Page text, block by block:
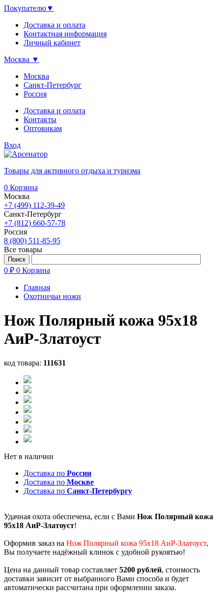
Покупателю▼
Доставка и оплата
Контактная информация
Личный кабинет
Москва ▼
Москва
Санкт-Петербург
Россия
Доставка и оплата
Контакты
Оптовикам
Вход
Товары для активного отдыха и туризма
0 Корзина
Москва
+7 (499) 112-39-49
Санкт-Петербург
+7 (812) 660-57-78
Россия
8 (800) 511-85-95
Все товары
0 ₽ 0 Корзина
Главная
Охотничьи ножи
Нож Полярный кожа 95х18
АиР-Златоуст
код товара: 111631
Нет в наличии
Доставка по России
Доставка по Москве
Доставка по Санкт-Петербургу
Удачная охота обеспечена, если с Вами Нож Полярный кожа
95х18 АиР-Златоуст!
Оформив заказ на Нож Полярный кожа 95х18 АиР-Златоуст,
Вы получаете надёжный клинок с удобной рукоятью!
Цена на данный товар составляет 5200 рублей, стоимость
доставки зависит от выбранного Вами способа и будет
автоматически рассчитана при оформлении заказа.